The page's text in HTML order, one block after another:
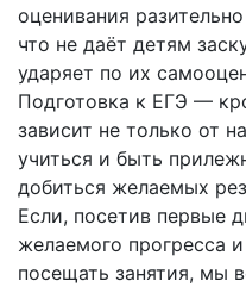
оценивания
что не даёт детям
ударяет по их
Подготовка к ЕГЭ —
зависит не только от
учиться и быть
добиться желаемых
Если, посетив первые
желаемого прогресса
посещать занятия, мы